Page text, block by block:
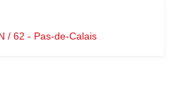
/ 62 - Pas-de-Calais